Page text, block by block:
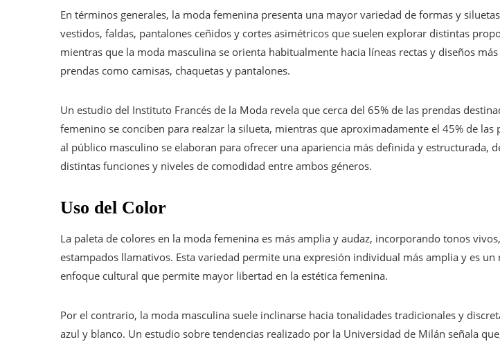
En términos generales, la moda femenina presenta una mayor variedad de formas y
vestidos, faldas, pantalones ceñidos y cortes asimétricos que suelen explorar distintas
mientras que la moda masculina se orienta habitualmente hacia líneas rectas y diseños
prendas como camisas, chaquetas y pantalones.
Un estudio del Instituto Francés de la Moda revela que cerca del 65% de las prendas
femenino se conciben para realzar la silueta, mientras que aproximadamente el 45% de las
al público masculino se elaboran para ofrecer una apariencia más definida y estructurada,
distintas funciones y niveles de comodidad entre ambos géneros.
Uso del Color
La paleta de colores en la moda femenina es más amplia y audaz, incorporando tonos
estampados llamativos. Esta variedad permite una expresión individual más amplia y es un
enfoque cultural que permite mayor libertad en la estética femenina.
Por el contrario, la moda masculina suele inclinarse hacia tonalidades tradicionales y
azul y blanco. Un estudio sobre tendencias realizado por la Universidad de Milán señala